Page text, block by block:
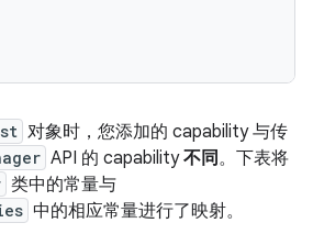
对象时，您添加的 capability 与传
API 的 capability不同。下表将
类中的常量与
中的相应常量进行了映射。